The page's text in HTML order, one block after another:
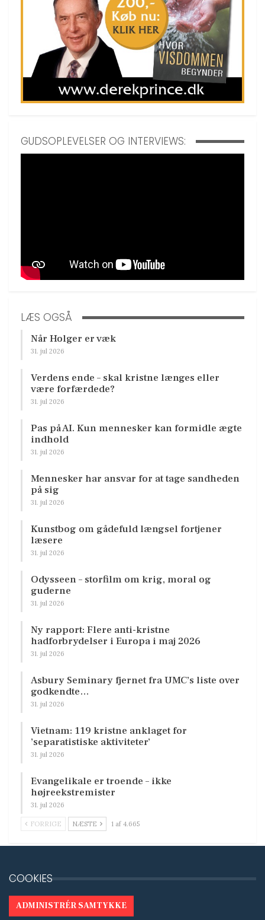
GUDSOPLEVELSER OG INTERVIEWS:
LÆS OGSÅ
Når Holger er væk
31. jul 2026
Verdens ende – skal kristne længes eller
være forfærdede?
31. jul 2026
Pas på AI. Kun mennesker kan formidle ægte
indhold
31. jul 2026
Mennesker har ansvar for at tage sandheden
på sig
31. jul 2026
Kunstbog om gådefuld længsel fortjener
læsere
31. jul 2026
Odysseen – storfilm om krig, moral og
guderne
31. jul 2026
Ny rapport: Flere anti-kristne
hadforbrydelser i Europa i maj 2026
31. jul 2026
Asbury Seminary fjernet fra UMC’s liste over
godkendte…
31. jul 2026
Vietnam: 119 kristne anklaget for
’separatistiske aktiviteter’
31. jul 2026
Evangelikale er troende – ikke
højreekstremister
31. jul 2026
FORRIGE NÆSTE 1 af 4.665
COOKIES
ADMINISTRÉR SAMTYKKE